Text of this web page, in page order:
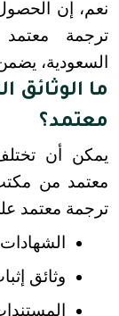
السعودية،
ما الوثائق
معتمد؟
ترجمة معتمد
وثائق